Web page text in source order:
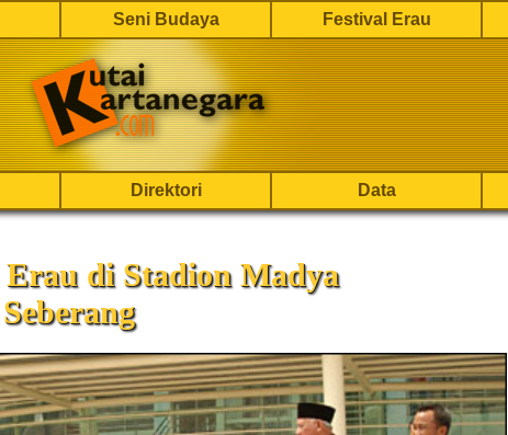
Seni Budaya Festival Erau
Direktori Data
Erau di Stadion Madya